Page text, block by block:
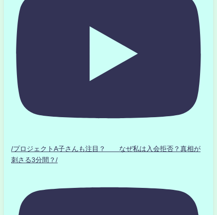
/プロジェクトA子さんも注目？ なぜ私は入会拒否？真相が
刺さる3分間？/